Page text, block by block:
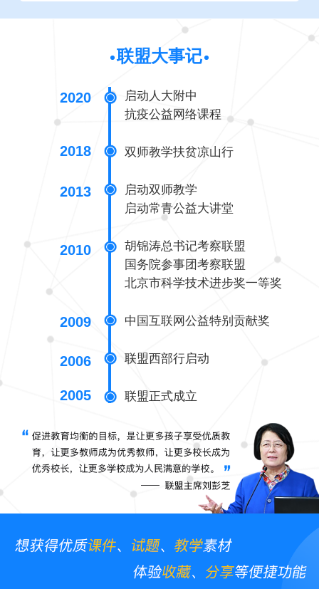
联盟大事记
2020
2018
2013
2010
2009
2006
2005
启动人大附中
抗疫公益网络课程
双师教学扶贫凉山行
启动双师教学
启动常青公益大讲堂
胡锦涛总书记考察联盟
国务院参事团考察联盟
北京市科学技术进步奖一等奖
中国互联网公益特别贡献奖
联盟西部行启动
联盟正式成立